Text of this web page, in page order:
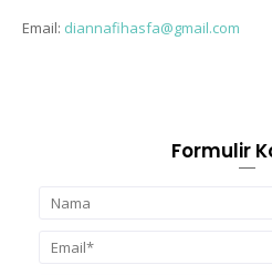
Email: diannafihasfa@gmail.com
Formulir